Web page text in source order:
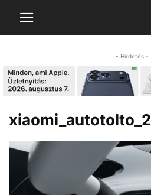
- Hirdetés -
xiaomi_autotolto_2